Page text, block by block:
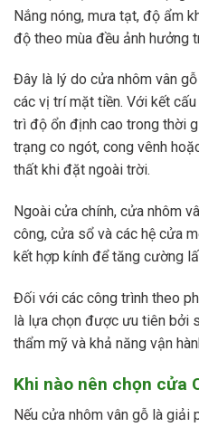
Nắng nóng, mưa tạt, độ ẩm
độ theo mùa đều ảnh hưởng
Đây là lý do cửa nhôm vân
các vị trí mặt tiền. Với kết
trì độ ổn định cao trong thời
trạng co ngót, cong vênh
thất khi đặt ngoài trời.
Ngoài cửa chính, cửa nhôm
công, cửa sổ và các hệ cửa
kết hợp kính để tăng cường
Đối với các công trình theo
là lựa chọn được ưu tiên bởi
thẩm mỹ và khả năng vận
Khi nào nên chọn cửa
Nếu cửa nhôm vân gỗ là